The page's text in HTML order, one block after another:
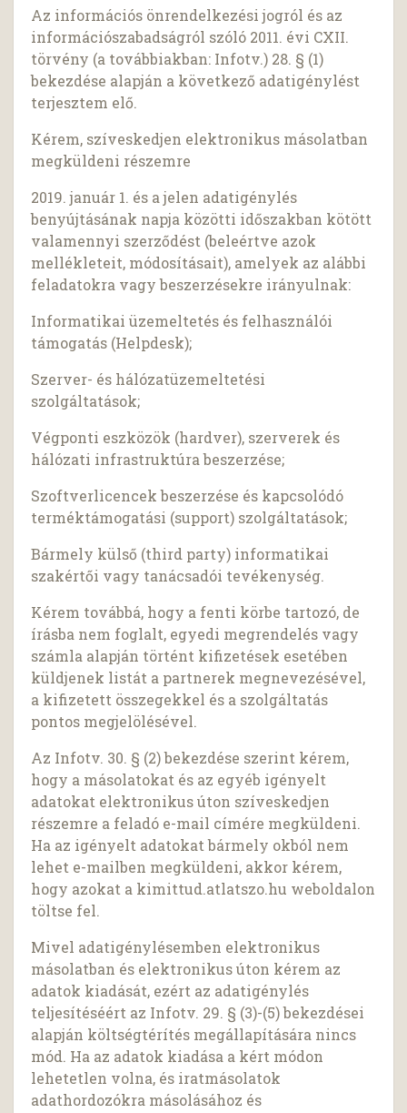
Az információs önrendelkezési jogról és az
információszabadságról szóló 2011. évi CXII.
törvény (a továbbiakban: Infotv.) 28. § (1)
bekezdése alapján a következő adatigénylést
terjesztem elő.
Kérem, szíveskedjen elektronikus másolatban
megküldeni részemre
2019. január 1. és a jelen adatigénylés
benyújtásának napja közötti időszakban kötött
valamennyi szerződést (beleértve azok
mellékleteit, módosításait), amelyek az alábbi
feladatokra vagy beszerzésekre irányulnak:
Informatikai üzemeltetés és felhasználói
támogatás (Helpdesk);
Szerver- és hálózatüzemeltetési
szolgáltatások;
Végponti eszközök (hardver), szerverek és
hálózati infrastruktúra beszerzése;
Szoftverlicencek beszerzése és kapcsolódó
terméktámogatási (support) szolgáltatások;
Bármely külső (third party) informatikai
szakértői vagy tanácsadói tevékenység.
Kérem továbbá, hogy a fenti körbe tartozó, de
írásba nem foglalt, egyedi megrendelés vagy
számla alapján történt kifizetések esetében
küldjenek listát a partnerek megnevezésével,
a kifizetett összegekkel és a szolgáltatás
pontos megjelölésével.
Az Infotv. 30. § (2) bekezdése szerint kérem,
hogy a másolatokat és az egyéb igényelt
adatokat elektronikus úton szíveskedjen
részemre a feladó e-mail címére megküldeni.
Ha az igényelt adatokat bármely okból nem
lehet e-mailben megküldeni, akkor kérem,
hogy azokat a kimittud.atlatszo.hu weboldalon
töltse fel.
Mivel adatigénylésemben elektronikus
másolatban és elektronikus úton kérem az
adatok kiadását, ezért az adatigénylés
teljesítéséért az Infotv. 29. § (3)-(5) bekezdései
alapján költségtérítés megállapítására nincs
mód. Ha az adatok kiadása a kért módon
lehetetlen volna, és iratmásolatok
adathordozókra másolásához és